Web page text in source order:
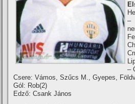
–
–
Csere: Vámos, Szűcs M., Gyepes,
Gól: Rob(2)
Edző: Csank János